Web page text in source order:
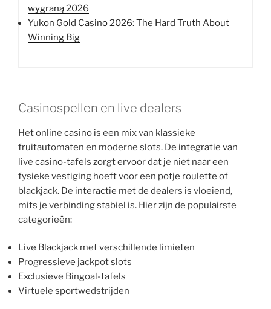
wygraną 2026
Yukon Gold Casino 2026: The Hard Truth About
Winning Big
Casinospellen en live dealers
Het online casino is een mix van klassieke
fruitautomaten en moderne slots. De integratie van
live casino-tafels zorgt ervoor dat je niet naar een
fysieke vestiging hoeft voor een potje roulette of
blackjack. De interactie met de dealers is vloeiend,
mits je verbinding stabiel is. Hier zijn de populairste
categorieën:
Live Blackjack met verschillende limieten
Progressieve jackpot slots
Exclusieve Bingoal-tafels
Virtuele sportwedstrijden